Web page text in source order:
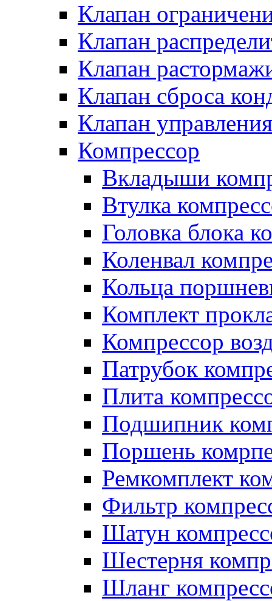
Клапан
Клапан
Клапан
Клапан сброса
Клапан управления
Компрессор
Вкладыши
Втулка
Головка блока
Коленвал
Кольца
Комплект
Компрессор
Патрубок
Плита
Подшипник
Поршень
Ремкомплект
Фильтр
Шатун
Шестерня
Шланг